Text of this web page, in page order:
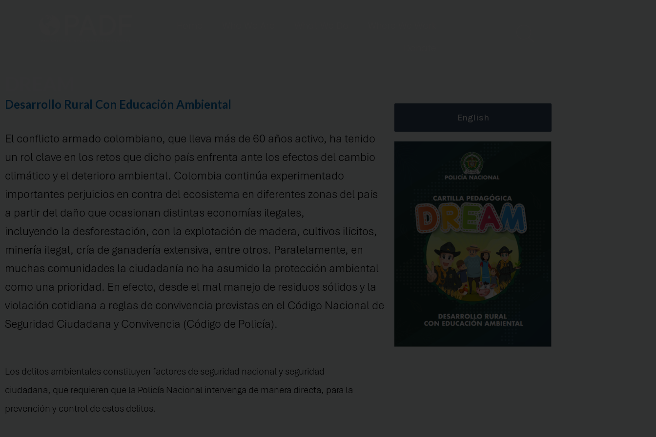
Desarrollo Rural Con Educación Ambiental
El conflicto armado colombiano, que lleva más de 60 años activo, ha tenido
un rol clave en los retos que dicho país enfrenta ante los efectos del cambio
climático y el deterioro ambiental. Colombia continúa experimentado
importantes perjuicios en contra del ecosistema en diferentes zonas del país
a partir del daño que ocasionan distintas economías ilegales,
incluyendo la desforestación, con la explotación de madera, cultivos ilícitos,
minería ilegal, cría de ganadería extensiva, entre otros. Paralelamente, en
muchas comunidades la ciudadanía no ha asumido la protección ambiental
como una prioridad. En efecto, desde el mal manejo de residuos sólidos y la
violación cotidiana a reglas de convivencia previstas en el Código Nacional de
Seguridad Ciudadana y Convivencia (Código de Policía).
Los delitos ambientales constituyen factores de seguridad nacional y seguridad
ciudadana, que requieren que la Policía Nacional intervenga de manera directa, para la
prevención y control de estos delitos.
English